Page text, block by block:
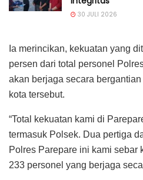
30 JULI 2026
Ia merincikan, kekuatan yang
persen dari total personel
akan berjaga secara
kota tersebut.
“Total kekuatan kami di
termasuk Polsek. Dua pertiga
Polres Parepare ini kami sebar
233 personel yang berjaga